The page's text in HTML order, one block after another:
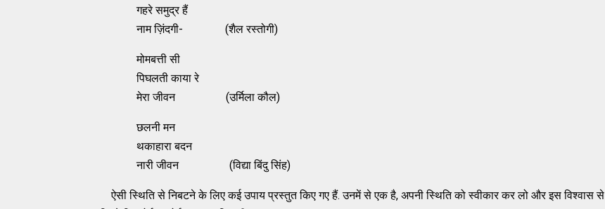
गहरे समुद्र हैं
नाम ज़िंदगी- (शैल रस्तोगी)
मोमबत्ती सी
पिघलती काया रे
मेरा जीवन (उर्मिला कौल)
छलनी मन
थकाहारा बदन
नारी जीवन (विद्या बिंदु सिंह)
ऐसी स्थिति से निबटने के लिए कई उपाय प्रस्तुत किए गए हैं. उनमें से एक है, अपनी स्थिति को स्वीकार कर लो और इस विश्वास से